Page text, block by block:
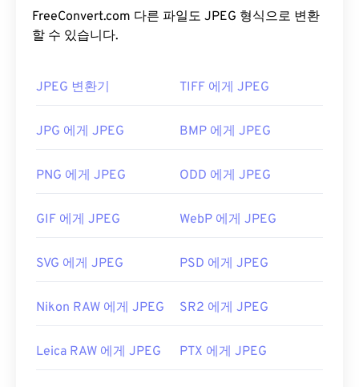
Reader 에서 열립니다. CDisplayEx도 훌륭한 프로그
램입니다. 모바일에서는
CBZ는 아카이브 파일 형식이므로 변환하려면 파일
을 추출한 후 다른 아카이브 파일 형식으로 다시 아카
로,CPZ를 PDF로
변환하는 등 개별적으로 다른 파일
유용한 링크:
가 비교적 작아 인터넷 전송 및 웹사이트 사용에 매우
적합합니다. 저희의
더 나은 압축률이 필요하다면JPG를 WebP로
일 형식입니다.
JPEG 파일을 인식하고 열 수 있습니다. JPEG 파일을
선택하여 파일을 열려면 마우스 오른쪽 버튼을 클릭
Chrome
과 같은 인기 웹 브라우저,
Apple Preview와 같은 Mac OS 애플리케이션에서
FreeConvert.com 다른 파일도 JPEG 형식으로 변환
할 수 있습니다.
JPEG 변환기 TIFF 에게 JPEG
JPG 에게 JPEG BMP 에게 JPEG
PNG 에게 JPEG ODD 에게 JPEG
GIF 에게 JPEG WebP 에게 JPEG
SVG 에게 JPEG PSD 에게 JPEG
Nikon RAW 에게 JPEG SR2 에게 JPEG
Leica RAW 에게 JPEG PTX 에게 JPEG